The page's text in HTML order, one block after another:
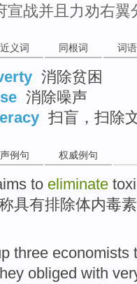
宣战并且力劝右
义词 同根词 词
消除贫困
消除噪声
扫盲，扫除
例句 权威例句
to eliminate
具有排除体内毒
three economists
obliged with